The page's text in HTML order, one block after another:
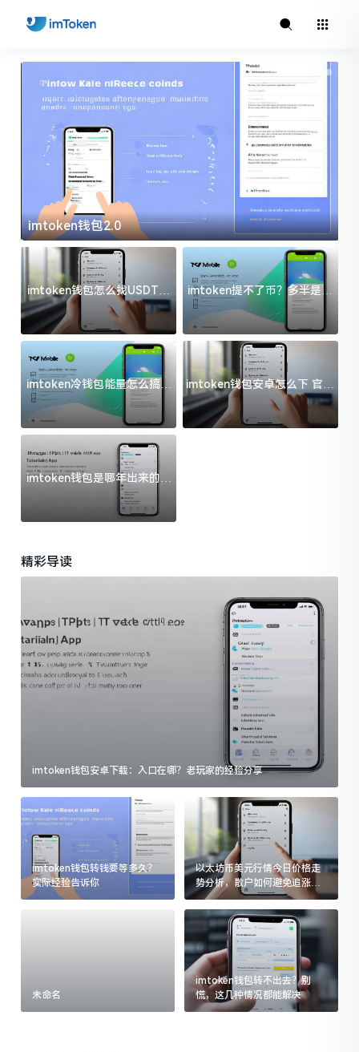
imtoken钱包2.0
imtoken钱包怎么找USDT地
址？三步搞定不踩坑
imtoken提不了币？多半是这
几件事没处理好
imtoken冷钱包能量怎么搞？
过来人告诉你门道
imtoken钱包安卓怎么下 官方
渠道避坑指南
imtoken钱包是哪年出来的？
一文给你说清楚
精彩导读
imtoken钱包安卓下载：入口在哪？老玩家的经验分享
imtoken钱包转钱要等多久？
实际经验告诉你
以太坊币美元行情今日价格走
势分析，散户如何避免追涨杀
跌被套牢
未命名
imtoken钱包转不出去？别
慌，这几种情况都能解决